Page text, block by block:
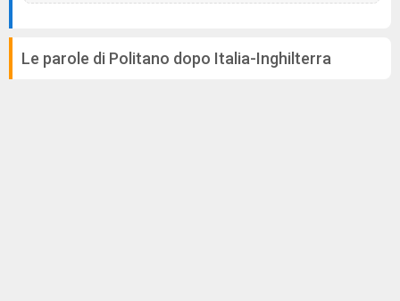
Le parole di Politano dopo Italia-Inghilterra